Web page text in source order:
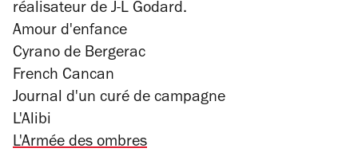
réalisateur de J-L Godard.
Amour d'enfance
Cyrano de Bergerac
French Cancan
Journal d'un curé de campagne
L'Alibi
L'Armée des ombres